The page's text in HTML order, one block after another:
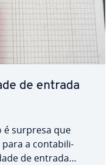
de entrada
é surpresa que
para a con­ta­bi­li­
de entrada